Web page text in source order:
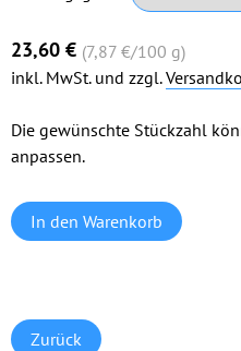
23,60 € (7,87 €/100 g)
inkl. MwSt. und zzgl.
Die gewünschte Stückzahl
anpassen.
Zurück